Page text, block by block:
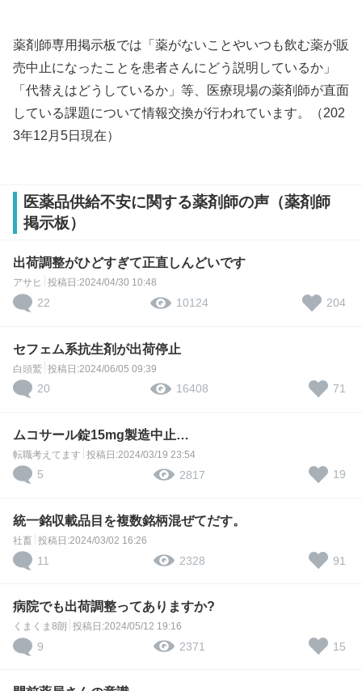
薬剤師専用掲示板では「薬がないことやいつも飲む薬が販
売中止になったことを患者さんにどう説明しているか」
「代替えはどうしているか」等、医療現場の薬剤師が直面
している課題について情報交換が行われています。（202
3年12月5日現在）
医薬品供給不安に関する薬剤師の声（薬剤師
掲示板）
出荷調整がひどすぎて正直しんどいです
アサヒ 投稿日:2024/04/30 10:48
22 10124 204
セフェム系抗生剤が出荷停止
白頭鷲 投稿日:2024/06/05 09:39
20 16408 71
ムコサール錠15mg製造中止…
転職考えてます 投稿日:2024/03/19 23:54
5 2817 19
統一銘収載品目を複数銘柄混ぜてだす。
社畜 投稿日:2024/03/02 16:26
11 2328 91
病院でも出荷調整ってありますか?
くまくま8朗 投稿日:2024/05/12 19:16
9 2371 15